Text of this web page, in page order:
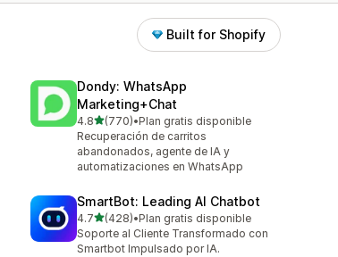
Built for Shopify
Dondy: WhatsApp
Marketing+Chat
4.8de 5 estrellas
(770)
770 reseñas en total
•Plan gratis disponible
Recuperación de carritos
abandonados, agente de IA y
automatizaciones en WhatsApp
SmartBot: Leading AI Chatbot
4.7de 5 estrellas
(428)
428 reseñas en total
•Plan gratis disponible
Soporte al Cliente Transformado con
Smartbot Impulsado por IA.